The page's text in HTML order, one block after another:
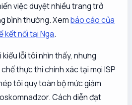
việc duyệt nhiều trang trở
bình thường. Xembáo cáo của
kết nối tại Nga.
lỗi tôi nhìn thấy, nhưng
thực thi chính xác tại mọi ISP
tôi quy toàn bộ mức giảm
Cách diễn đạt